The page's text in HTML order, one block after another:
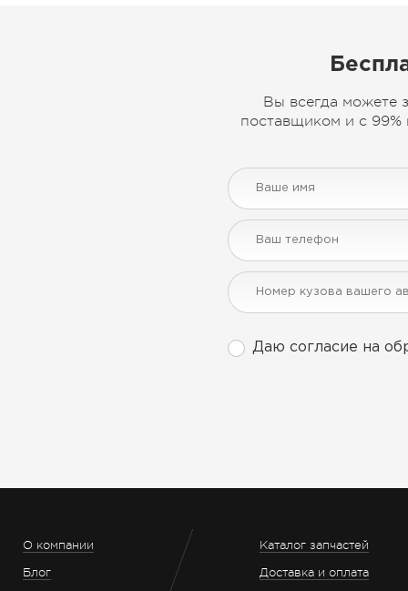
Вы всегда можете
поставщиком и с 99%
Даю согласие на
О компании
Блог
Каталог запчастей
Доставка и оплата